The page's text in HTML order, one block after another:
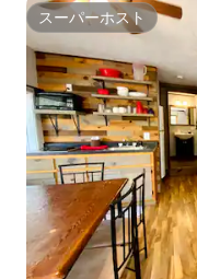
スーパーホスト
スーパーホスト